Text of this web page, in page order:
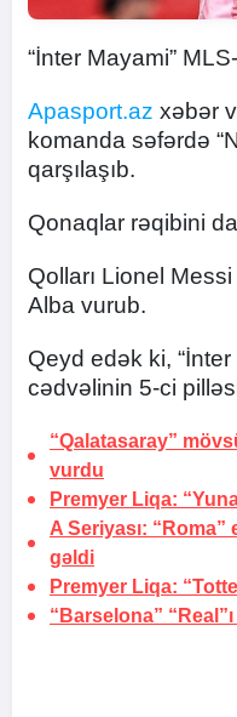
“İnter Mayami”
Apasport.az xəbər
komanda səfərdə
qarşılaşıb.
Qonaqlar rəqibini
Qolları Lionel
Alba vurub.
Qeyd edək ki,
cədvəlinin 5-ci
“Qalatasaray”
vurdu
Premyer Liqa:
A Seriyası:
gəldi
Premyer Liqa:
“Barselona”